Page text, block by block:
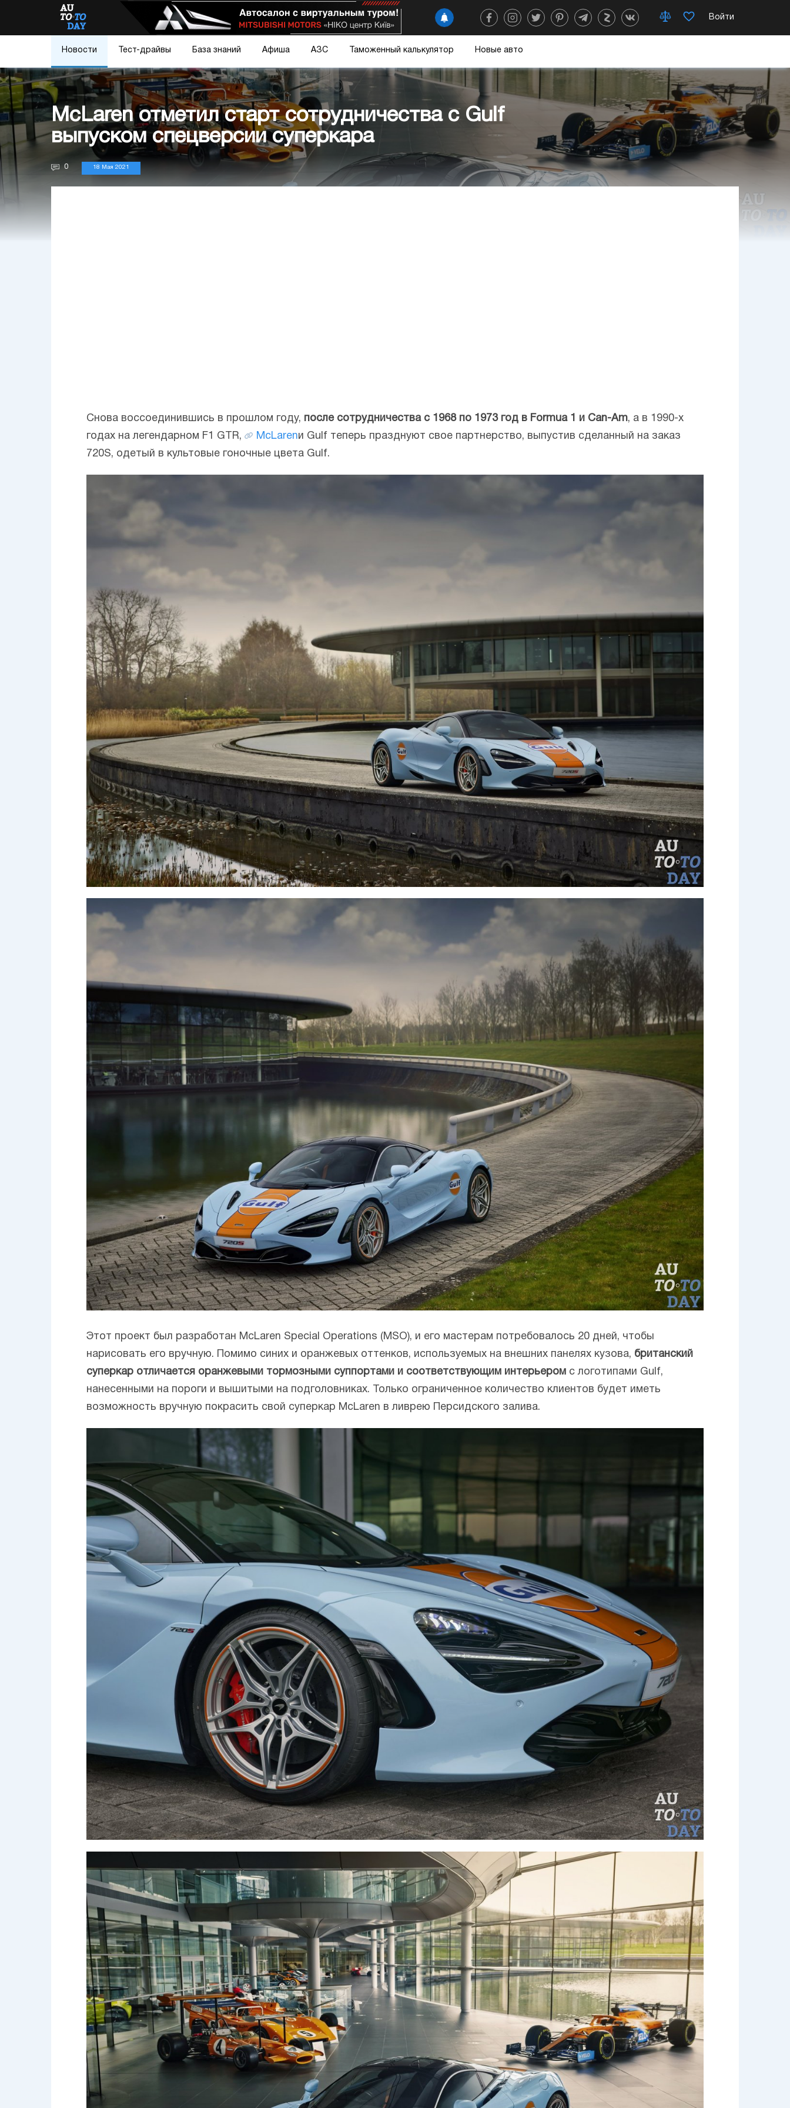
Войти
Новости Тест-драйвы База знаний Афиша АЗС Таможенный калькулятор Новые авто
McLaren отметил старт сотрудничества с Gulf
выпуском спецверсии суперкара
0 18 Мая 2021
Снова воссоединившись в прошлом году, после сотрудничества с 1968 по 1973 год в Formua 1 и Can-Am, а в 1990-х
годах на легендарном F1 GTR,
McLarenи Gulf теперь празднуют свое партнерство, выпустив сделанный на заказ
720S, одетый в культовые гоночные цвета Gulf.
Этот проект был разработан McLaren Special Operations (MSO), и его мастерам потребовалось 20 дней, чтобы
нарисовать его вручную. Помимо синих и оранжевых оттенков, используемых на внешних панелях кузова, британский
суперкар отличается оранжевыми тормозными суппортами и соответствующим интерьером с логотипами Gulf,
нанесенными на пороги и вышитыми на подголовниках. Только ограниченное количество клиентов будет иметь
возможность вручную покрасить свой суперкар McLaren в ливрею Персидского залива.